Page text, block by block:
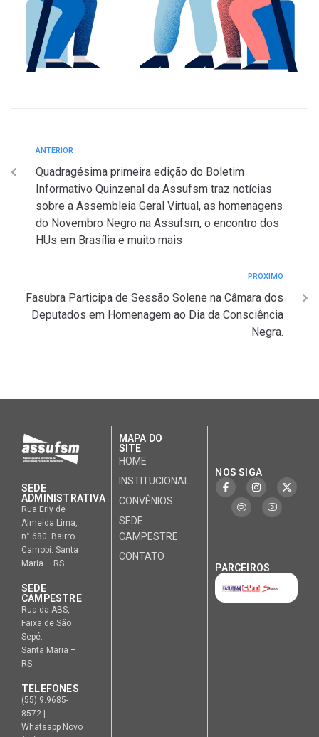
ANTERIOR
Quadragésima primeira edição do Boletim
Informativo Quinzenal da Assufsm traz notícias
sobre a Assembleia Geral Virtual, as homenagens
do Novembro Negro na Assufsm, o encontro dos
HUs em Brasília e muito mais
PRÓXIMO
Fasubra Participa de Sessão Solene na Câmara dos
Deputados em Homenagem ao Dia da Consciência
Negra.
SEDE
ADMINISTRATIVA
Rua Erly de
Almeida Lima,
n° 680. Bairro
Camobi. Santa
Maria – RS
SEDE
CAMPESTRE
Rua da ABS,
Faixa de São
Sepé.
Santa Maria –
RS
TELEFONES
(55) 9.9685-
8572 |
Whatsapp Novo
MAPA DO
SITE
HOME
INSTITUCIONAL
CONVÊNIOS
SEDE
CAMPESTRE
CONTATO
NOS SIGA
PARCEIROS